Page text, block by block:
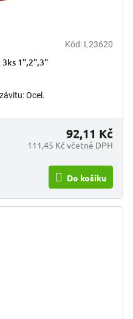
Kód: L23620
3ks 1",2",3"
Ocel.
111,45 Kč včetně DPH
92,11 Kč
Do košíku